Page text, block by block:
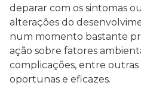
deparar com os sintomas
alterações do
num momento bastante
ação sobre fatores
complicações, entre outras
oportunas e eficazes.